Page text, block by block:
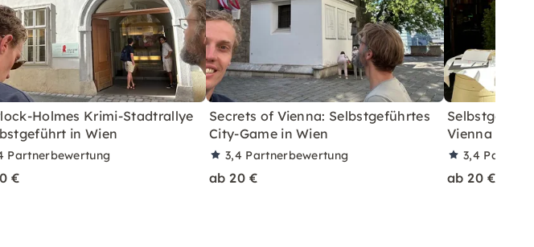
Holmes Krimi-Stadtrallye
in Wien
Partnerbewertung
€
Secrets of Vienna: Selbstgeführtes
City-Game in Wien
3,4 Partnerbewertung
ab 20 €
Vienna
3,4
ab 20 €